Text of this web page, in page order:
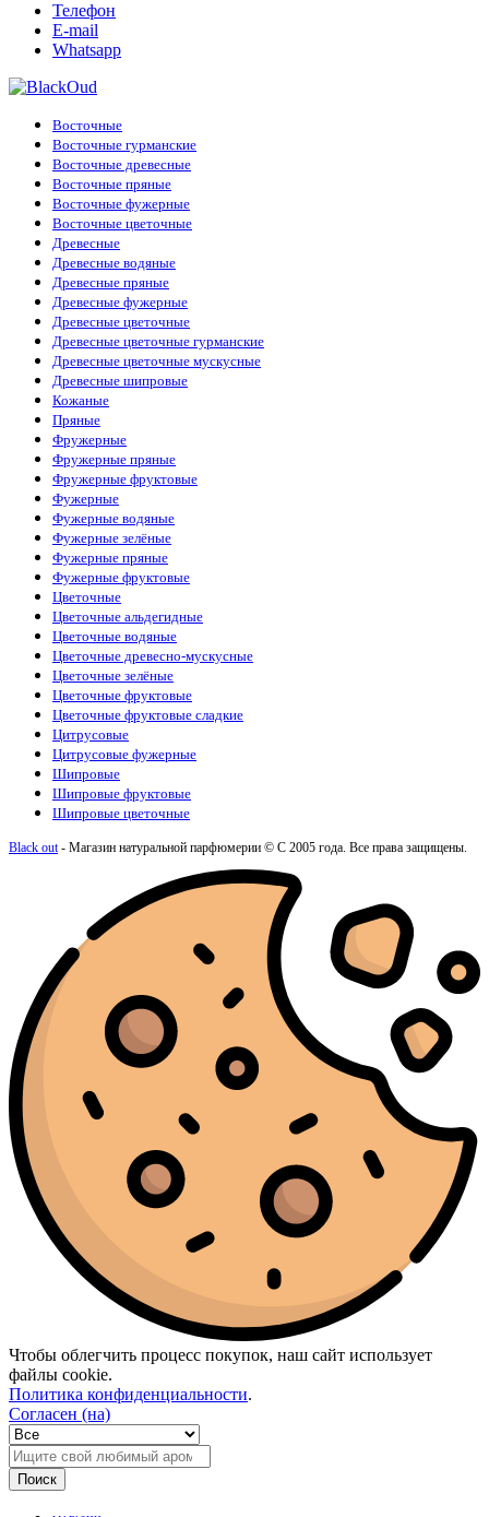
Телефон
E-mail
Whatsapp
Восточные
Восточные гурманские
Восточные древесные
Восточные пряные
Восточные фужерные
Восточные цветочные
Древесные
Древесные водяные
Древесные пряные
Древесные фужерные
Древесные цветочные
Древесные цветочные гурманские
Древесные цветочные мускусные
Древесные шипровые
Кожаные
Пряные
Фружерные
Фружерные пряные
Фружерные фруктовые
Фужерные
Фужерные водяные
Фужерные зелёные
Фужерные пряные
Фужерные фруктовые
Цветочные
Цветочные альдегидные
Цветочные водяные
Цветочные древесно-мускусные
Цветочные зелёные
Цветочные фруктовые
Цветочные фруктовые сладкие
Цитрусовые
Цитрусовые фужерные
Шипровые
Шипровые фруктовые
Шипровые цветочные
Black out- Магазин натуральной парфюмерии © С 2005 года. Все права защищены.
Чтобы облегчить процесс покупок, наш сайт использует
файлы cookie.
Политика конфиденциальности.
Согласен (на)
Поиск